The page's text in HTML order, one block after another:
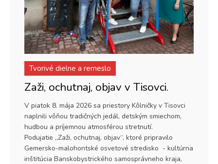
Tvorivé dielne a remeslo
Zaži, ochutnaj, objav v Tisovci.
V piatok 8. mája 2026 sa priestory Kôlničky v Tisovci
naplnili vôňou tradičných jedál, detským smiechom,
hudbou a príjemnou atmosférou stretnutí.
Podujatie „Zaži, ochutnaj, objav“, ktoré pripravilo
Gemersko-malohontské osvetové stredisko - kultúrna
inštitúcia Banskobystrického samosprávneho kraja,